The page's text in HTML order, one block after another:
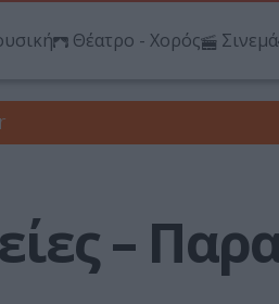
Θέατρο - Χορός Σινεμά
–